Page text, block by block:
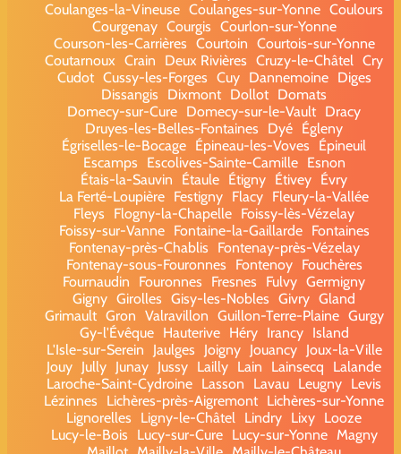
Coulanges-la-Vineuse Coulanges-sur-Yonne Coulours
Courgenay Courgis Courlon-sur-Yonne
Courson-les-Carrières Courtoin Courtois-sur-Yonne
Coutarnoux Crain Deux Rivières Cruzy-le-Châtel Cry
Cudot Cussy-les-Forges Cuy Dannemoine
Diges
Dissangis
Dixmont Dollot Domats
Domecy-sur-Cure Domecy-sur-le-Vault Dracy
Druyes-les-Belles-Fontaines
Dyé Égleny
Égriselles-le-Bocage Épineau-les-Voves
Épineuil
Escamps
Escolives-Sainte-Camille
Esnon
Étais-la-Sauvin
Étaule Étigny Étivey Évry
La Ferté-Loupière Festigny Flacy Fleury-la-Vallée
Fleys
Flogny-la-Chapelle Foissy-lès-Vézelay
Foissy-sur-Vanne
Fontaine-la-Gaillarde
Fontaines
Fontenay-près-Chablis
Fontenay-près-Vézelay
Fontenay-sous-Fouronnes
Fontenoy
Fouchères
Fournaudin
Fouronnes Fresnes Fulvy Germigny
Gigny Girolles Gisy-les-Nobles Givry Gland
Grimault Gron Valravillon Guillon-Terre-Plaine Gurgy
Gy-l'Évêque
Hauterive Héry Irancy
Island
L'Isle-sur-Serein
Jaulges Joigny Jouancy
Joux-la-Ville
Jouy Jully Junay Jussy Lailly Lain Lainsecq
Lalande
Laroche-Saint-Cydroine Lasson Lavau Leugny Levis
Lézinnes
Lichères-près-Aigremont Lichères-sur-Yonne
Lignorelles
Ligny-le-Châtel Lindry Lixy Looze
Lucy-le-Bois
Lucy-sur-Cure Lucy-sur-Yonne
Magny